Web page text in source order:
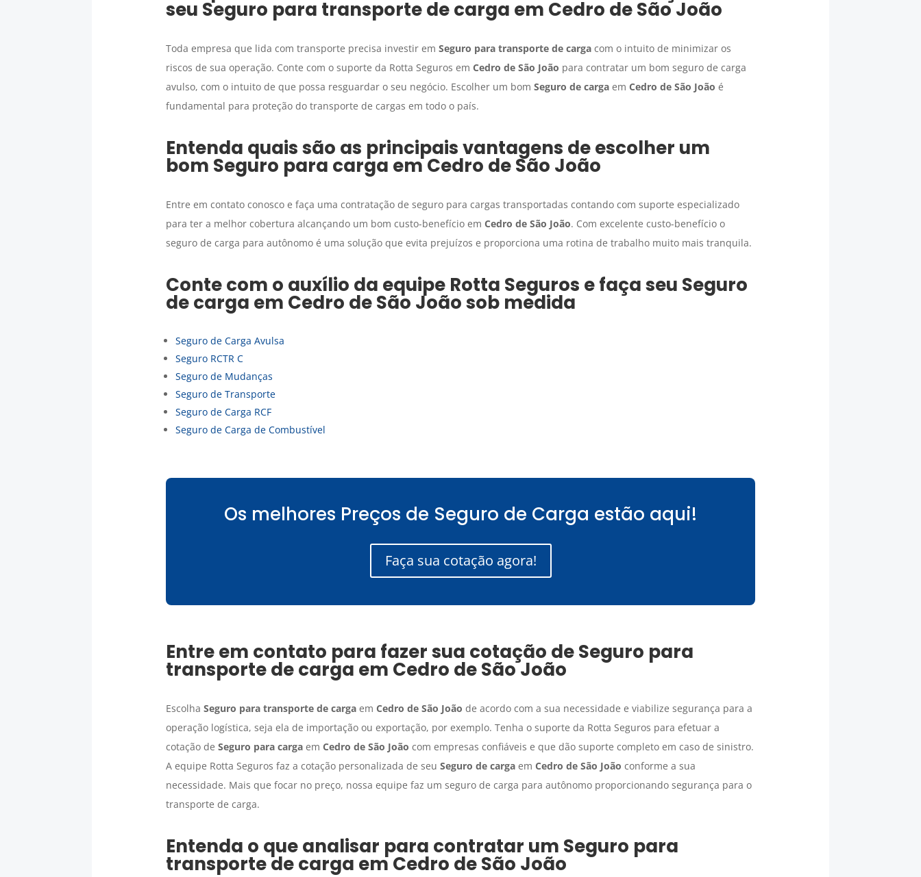
seu Seguro para transporte de carga em Cedro de São João
Toda empresa que lida com transporte precisa investir em Seguro para transporte de cargacom o intuito de minimizar os
riscos de sua operação. Conte com o suporte da Rotta Seguros em Cedro de São João para contratar um bom seguro de carga
avulso, com o intuito de que possa resguardar o seu negócio. Escolher um bom Seguro de cargaem Cedro de São João é
fundamental para proteção do transporte de cargas em todo o país.
Entenda quais são as principais vantagens de escolher um
bom Seguro para carga emCedro de São João
Entre em contato conosco e faça uma contratação de seguro para cargas transportadas contando com suporte especializado
para ter a melhor cobertura alcançando um bom custo-benefício em Cedro de São João. Com excelente custo-benefício o
seguro de carga para autônomo é uma solução que evita prejuízos e proporciona uma rotina de trabalho muito mais tranquila.
Conte com o auxílio da equipe Rotta Seguros e faça seu Seguro
de carga em Cedro de São Joãosob medida
Seguro de Carga Avulsa
Seguro RCTR C
Seguro de Mudanças
Seguro de Transporte
Seguro de Carga RCF
Seguro de Carga de Combustível
Os melhores Preços de Seguro de Carga estão aqui!
Faça sua cotação agora!
Entre em contato para fazer sua cotação deSeguro para
transporte de carga em Cedro de São João
Escolha Seguro para transporte de cargaem Cedro de São João de acordo com a sua necessidade e viabilize segurança para a
operação logística, seja ela de importação ou exportação, por exemplo. Tenha o suporte da Rotta Seguros para efetuar a
cotação de Seguro para cargaem Cedro de São João com empresas confiáveis e que dão suporte completo em caso de sinistro.
A equipe Rotta Seguros faz a cotação personalizada de seu Seguro de cargaem Cedro de São João conforme a sua
necessidade. Mais que focar no preço, nossa equipe faz um seguro de carga para autônomo proporcionando segurança para o
transporte de carga.
Entenda o que analisar para contratar um Seguro para
transporte de carga emCedro de São João